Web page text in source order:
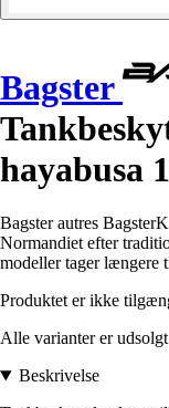
Bagster
hayabusa
Bagster autres
Normandiet efter
modeller tager længere
Produktet er ikke
Alle varianter er udsolgt
Beskrivelse